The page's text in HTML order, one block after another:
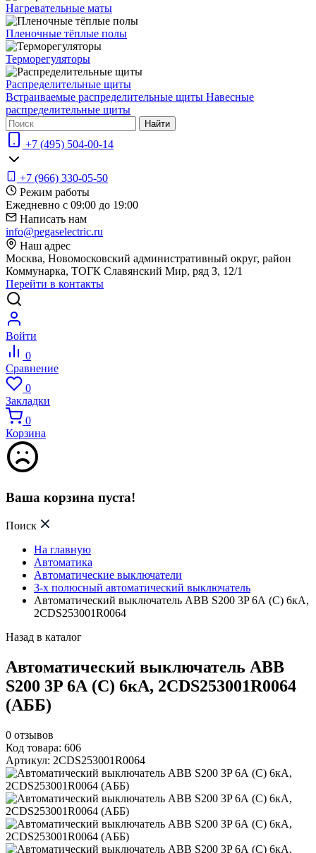
Нагревательные маты
Пленочные тёплые полы
Терморегуляторы
Распределительные щиты
Встраиваемые распределительные щиты Навесные
распределительные щиты
Найти
+7 (495) 504-00-14
+7 (966) 330-05-50
Режим работы
Ежедневно с 09:00 до 19:00
Написать нам
info@pegaselectric.ru
Наш адрес
Москва, Новомосковский административный округ, район
Коммунарка, ТОГК Славянский Мир, ряд З, 12/1
Перейти в контакты
Войти
0
Сравнение
0
Закладки
0
Корзина
Ваша корзина пуста!
Поиск
На главную
Автоматика
Автоматические выключатели
3-х полюсный автоматический выключатель
Автоматический выключатель ABB S200 3P 6А (C) 6кА,
2CDS253001R0064
Назад в каталог
Автоматический выключатель ABB
S200 3P 6А (C) 6кА, 2CDS253001R0064
(АББ)
0 отзывов
Код товара: 606
Артикул: 2CDS253001R0064